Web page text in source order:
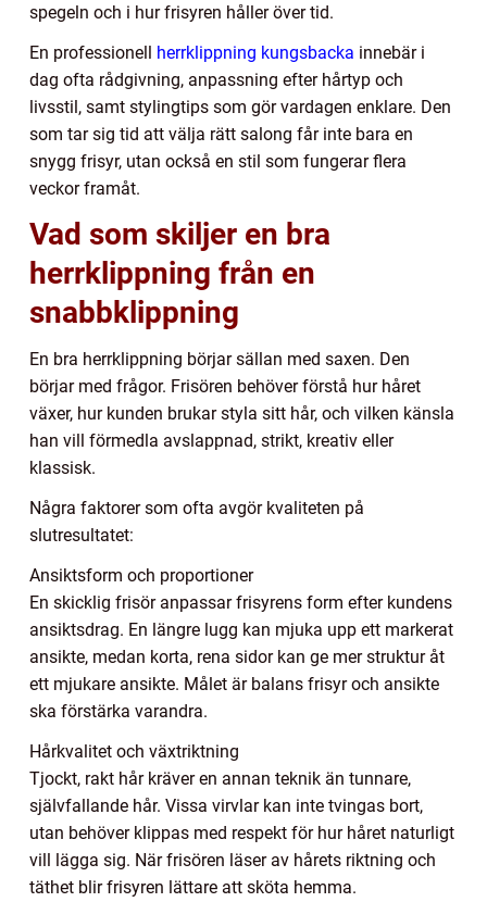
spegeln och i hur frisyren håller över tid.
En professionell herrklippning kungsbacka innebär i
dag ofta rådgivning, anpassning efter hårtyp och
livsstil, samt stylingtips som gör vardagen enklare. Den
som tar sig tid att välja rätt salong får inte bara en
snygg frisyr, utan också en stil som fungerar flera
veckor framåt.
Vad som skiljer en bra
herrklippning från en
snabbklippning
En bra herrklippning börjar sällan med saxen. Den
börjar med frågor. Frisören behöver förstå hur håret
växer, hur kunden brukar styla sitt hår, och vilken känsla
han vill förmedla avslappnad, strikt, kreativ eller
klassisk.
Några faktorer som ofta avgör kvaliteten på
slutresultatet:
Ansiktsform och proportioner
En skicklig frisör anpassar frisyrens form efter kundens
ansiktsdrag. En längre lugg kan mjuka upp ett markerat
ansikte, medan korta, rena sidor kan ge mer struktur åt
ett mjukare ansikte. Målet är balans frisyr och ansikte
ska förstärka varandra.
Hårkvalitet och växtriktning
Tjockt, rakt hår kräver en annan teknik än tunnare,
självfallande hår. Vissa virvlar kan inte tvingas bort,
utan behöver klippas med respekt för hur håret naturligt
vill lägga sig. När frisören läser av hårets riktning och
täthet blir frisyren lättare att sköta hemma.